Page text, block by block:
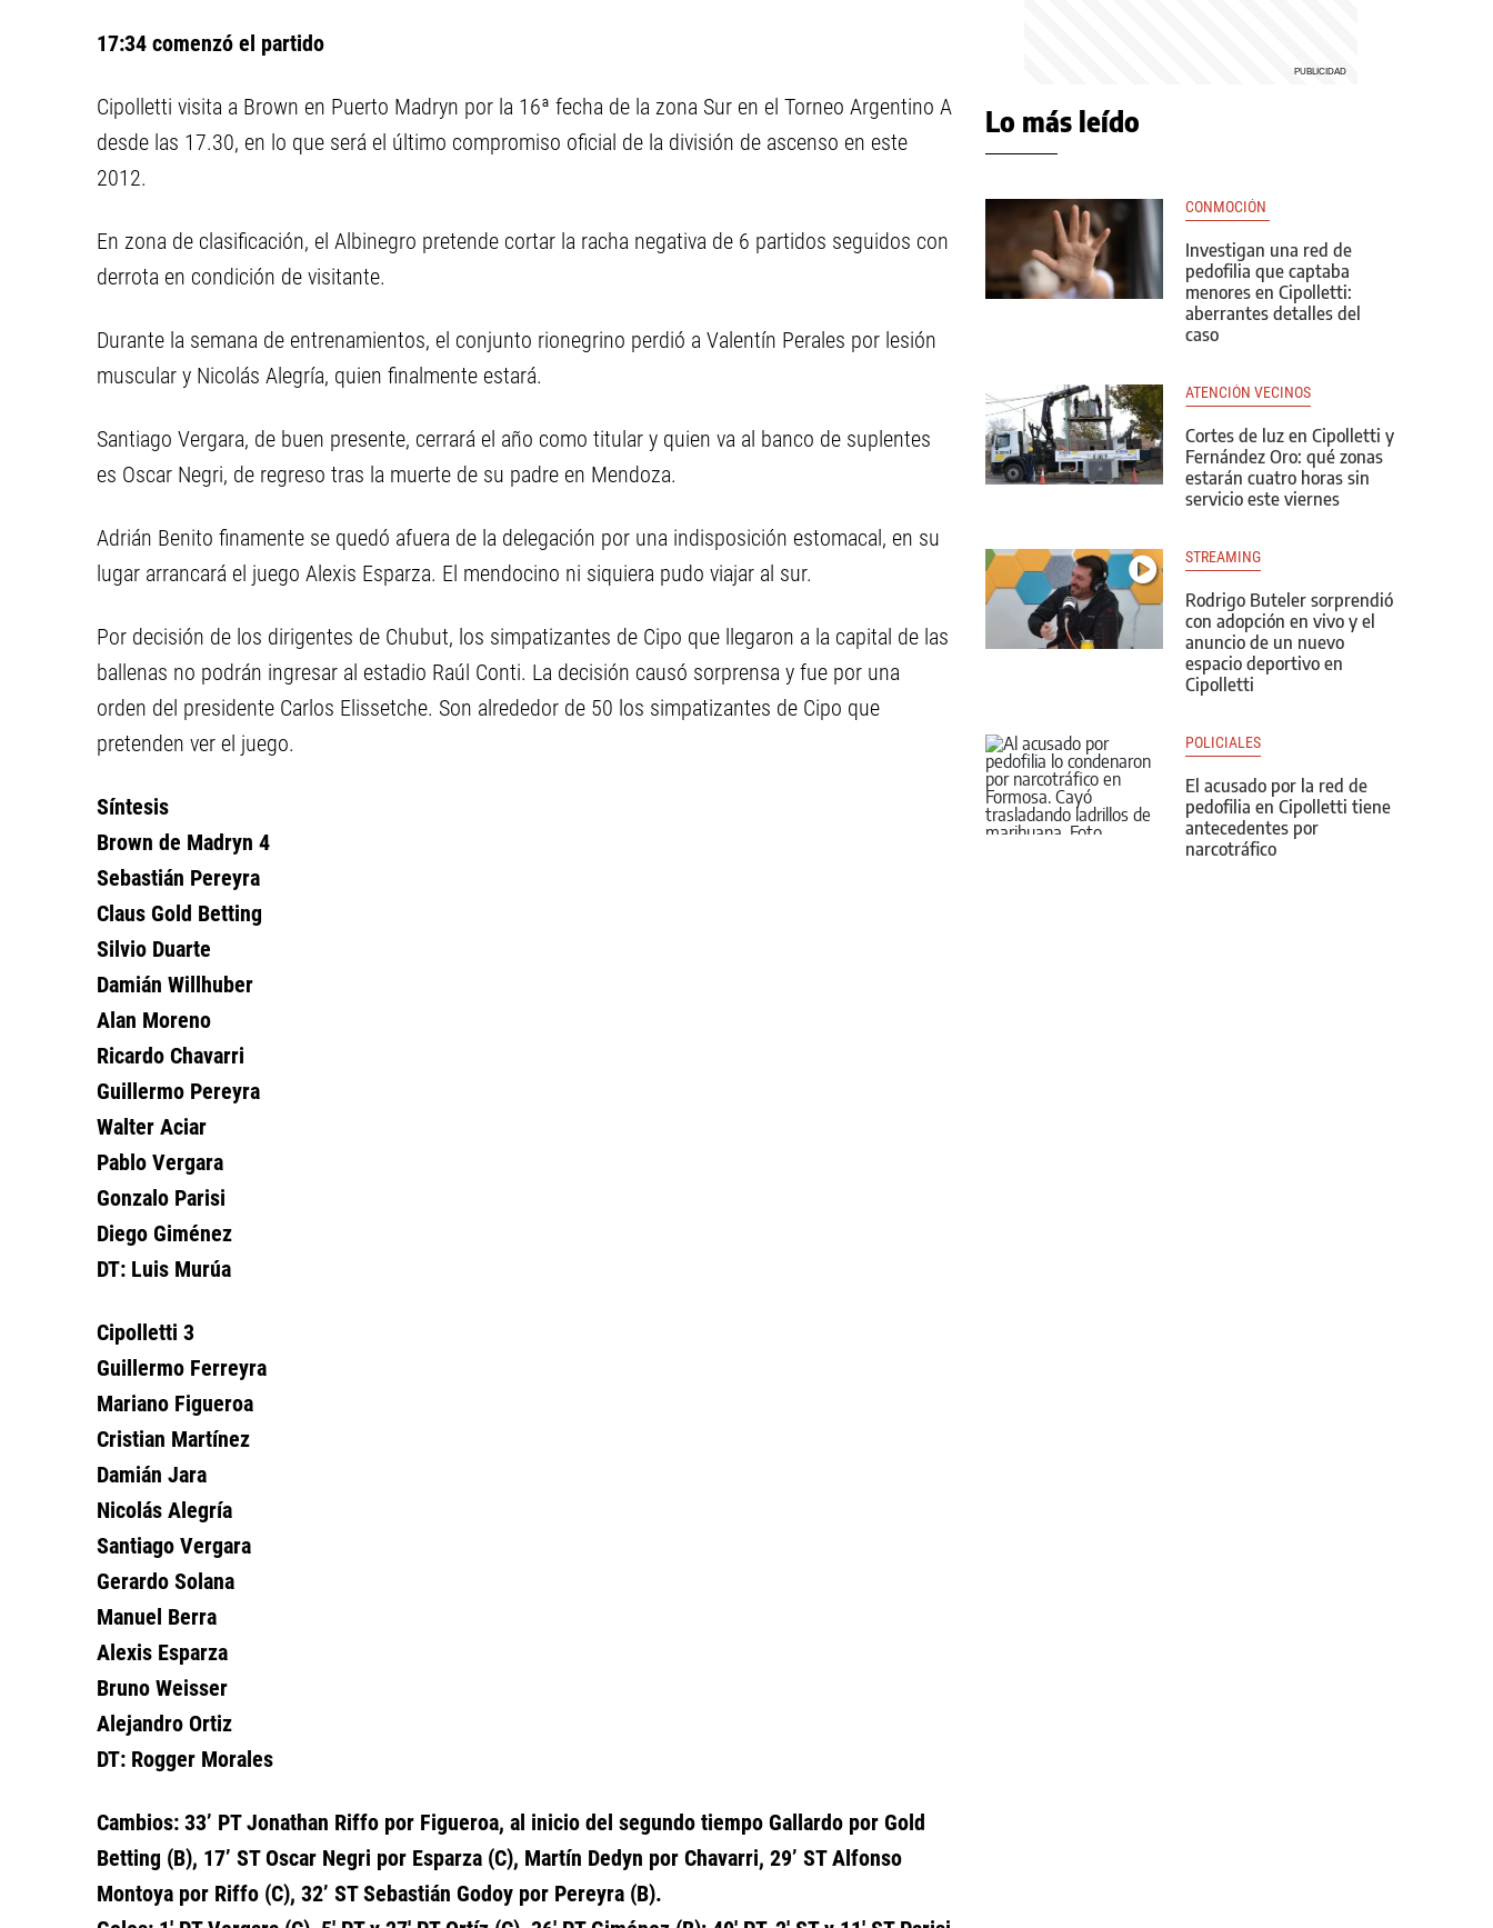
17:34 comenzó el partido
Cipolletti visita a Brown en Puerto Madryn por la 16ª fecha de la zona Sur en el Torneo Argentino A
desde las 17.30, en lo que será el último compromiso oficial de la división de ascenso en este
2012.
En zona de clasificación, el Albinegro pretende cortar la racha negativa de 6 partidos seguidos con
derrota en condición de visitante.
Durante la semana de entrenamientos, el conjunto rionegrino perdió a Valentín Perales por lesión
muscular y Nicolás Alegría, quien finalmente estará.
Santiago Vergara, de buen presente, cerrará el año como titular y quien va al banco de suplentes
es Oscar Negri, de regreso tras la muerte de su padre en Mendoza.
Adrián Benito finamente se quedó afuera de la delegación por una indisposición estomacal, en su
lugar arrancará el juego Alexis Esparza. El mendocino ni siquiera pudo viajar al sur.
Por decisión de los dirigentes de Chubut, los simpatizantes de Cipo que llegaron a la capital de las
ballenas no podrán ingresar al estadio Raúl Conti. La decisión causó sorprensa y fue por una
orden del presidente Carlos Elissetche. Son alrededor de 50 los simpatizantes de Cipo que
pretenden ver el juego.
Síntesis
Brown de Madryn 4
Sebastián Pereyra
Claus Gold Betting
Silvio Duarte
Damián Willhuber
Alan Moreno
Ricardo Chavarri
Guillermo Pereyra
Walter Aciar
Pablo Vergara
Gonzalo Parisi
Diego Giménez
DT: Luis Murúa
Cipolletti 3
Guillermo Ferreyra
Mariano Figueroa
Cristian Martínez
Damián Jara
Nicolás Alegría
Santiago Vergara
Gerardo Solana
Manuel Berra
Alexis Esparza
Bruno Weisser
Alejandro Ortiz
DT: Rogger Morales
Cambios: 33’ PT Jonathan Riffo por Figueroa, al inicio del segundo tiempo Gallardo por Gold
Betting (B), 17’ ST Oscar Negri por Esparza (C), Martín Dedyn por Chavarri, 29’ ST Alfonso
Montoya por Riffo (C), 32’ ST Sebastián Godoy por Pereyra (B).
Lo más leído
CONMOCIÓN
Investigan una red de
pedofilia que captaba
menores en Cipolletti:
aberrantes detalles del
caso
ATENCIÓN VECINOS
Cortes de luz en Cipolletti y
Fernández Oro: qué zonas
estarán cuatro horas sin
servicio este viernes
STREAMING
Rodrigo Buteler sorprendió
con adopción en vivo y el
anuncio de un nuevo
espacio deportivo en
Cipolletti
POLICIALES
El acusado por la red de
pedofilia en Cipolletti tiene
antecedentes por
narcotráfico